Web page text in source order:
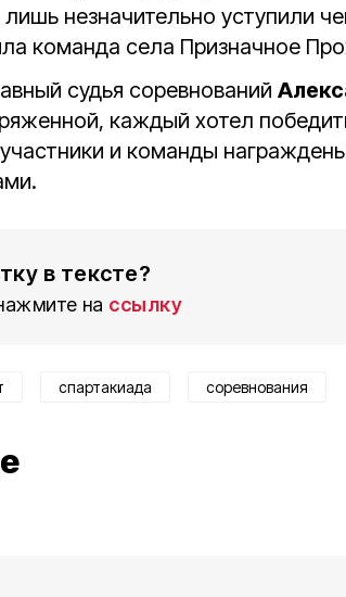
незначительно уступили
команда села Призначное
судья соревнований
каждый хотел
и команды
в тексте?
на ссылку
спартакиада соревнования